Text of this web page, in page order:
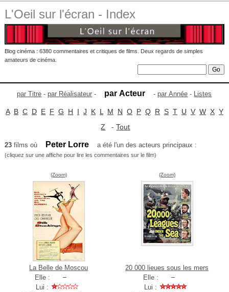
L'Oeil sur l'écran - Index
Blog cinéma : 6380 commentaires et critiques de films. Deux regards de simples
amateurs de cinéma.
par Titre -par Réalisateur - par Acteur -par Année - Listes
A B C D E F G H I J K L M N O P Q R S T U V W X Y
Z -Tout
23films où Peter Lorre a été l'un des acteurs principaux :
(cliquez sur une affiche pour lire les commentaires sur le film)
(Zoom)
La Belle de Moscou
Elle :
Lui :
(Zoom)
20 000 lieues sous les mers
Elle :
Lui :